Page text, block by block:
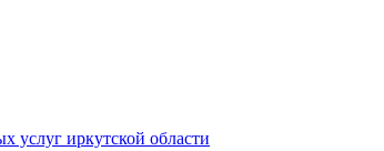
услуг иркутской области